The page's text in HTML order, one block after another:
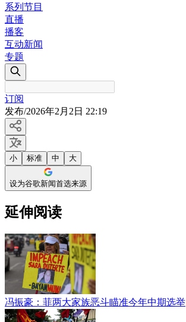
系列节目
直播
播客
互动新闻
专题
订阅
发布/2026年2月2日 22:19
小 标准 中 大
设为谷歌新闻首选来源
延伸阅读
冯振豪：菲两大家族恶斗瞄准今年中期选举